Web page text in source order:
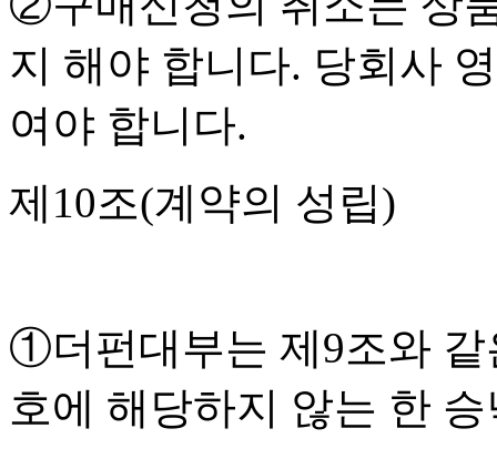
지 해야 합니다. 당회사
여야 합니다.
제10조(계약의 성립)
①더펀대부는 제9조와 같
호에 해당하지 않는 한